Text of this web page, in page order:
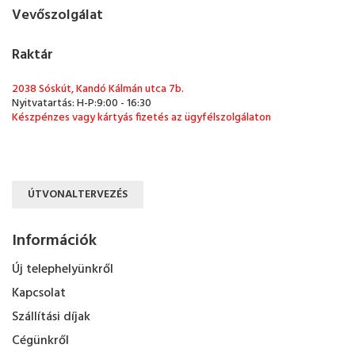
Vevőszolgálat
Raktár
2038 Sóskút, Kandó Kálmán utca 7b.
Nyitvatartás: H-P:9:00 - 16:30
Készpénzes vagy kártyás fizetés az ügyfélszolgálaton
ÚTVONALTERVEZÉS
Információk
Új telephelyünkről
Kapcsolat
Szállítási díjak
Cégünkről